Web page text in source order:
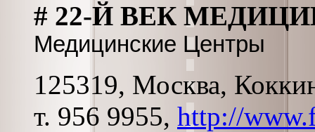
# 22-Й ВЕК
Медицинские Центры
125319, Москва,
т. 956 9955, http://